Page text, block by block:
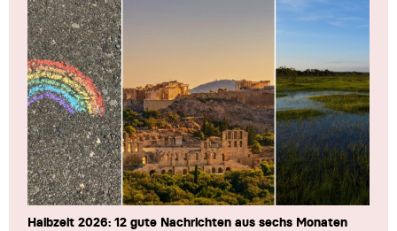
Halbzeit 2026: 12 gute Nachrichten aus sechs Monaten